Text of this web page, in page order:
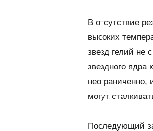
В отсутствие
высоких
звезд гелий не
звездного ядра к
неограниченно,
могут
Последующий